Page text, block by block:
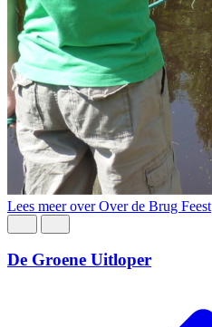
Lees meer over Over de Brug Feest
De Groene Uitloper